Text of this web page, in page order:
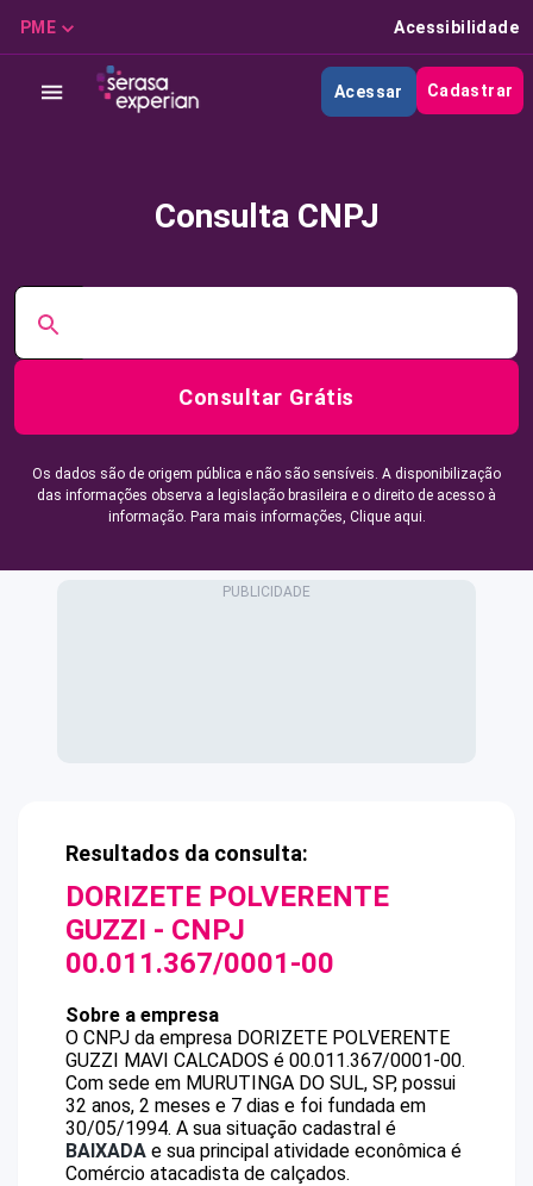
PME Acessibilidade
Acessar Cadastrar
Consulta CNPJ
Consultar Grátis
Os dados são de origem pública e não são sensíveis. A disponibilização
das informações observa a legislação brasileira e o direito de acesso à
informação. Para mais informações, Clique aqui.
Resultados da consulta:
DORIZETE POLVERENTE
GUZZI - CNPJ
00.011.367/0001-00
Sobre a empresa
O CNPJ da empresa DORIZETE POLVERENTE
GUZZI MAVI CALCADOS é 00.011.367/0001-00.
Com sede em MURUTINGA DO SUL, SP, possui
32 anos, 2 meses e 7 dias e foi fundada em
30/05/1994. A sua situação cadastral é
BAIXADA e sua principal atividade econômica é
Comércio atacadista de calçados.